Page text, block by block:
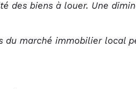
des biens à louer. Une
du marché immobilier local